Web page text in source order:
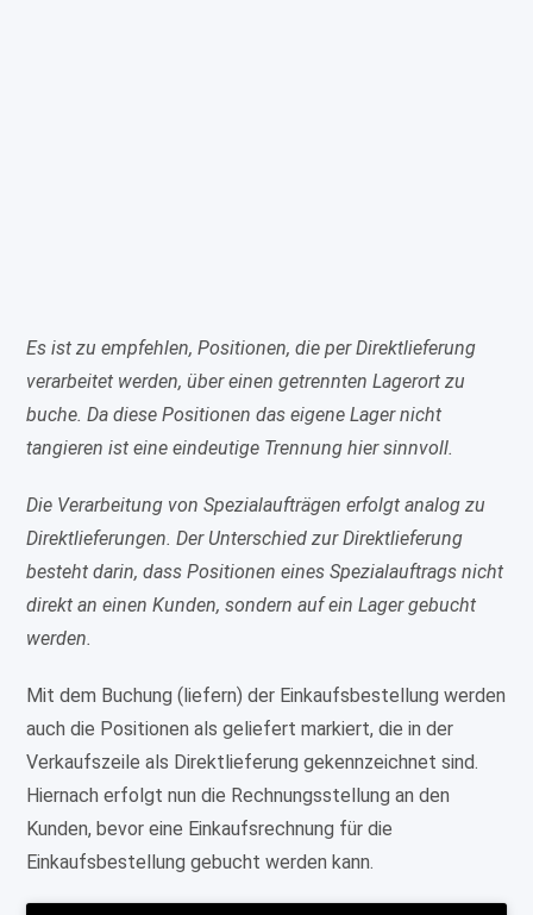
Es ist zu empfehlen, Positionen, die per Direktlieferung
verarbeitet werden, über einen getrennten Lagerort zu
buche. Da diese Positionen das eigene Lager nicht
tangieren ist eine eindeutige Trennung hier sinnvoll.
Die Verarbeitung von Spezialaufträgen erfolgt analog zu
Direktlieferungen. Der Unterschied zur Direktlieferung
besteht darin, dass Positionen eines Spezialauftrags nicht
direkt an einen Kunden, sondern auf ein Lager gebucht
werden.
Mit dem Buchung (liefern) der Einkaufsbestellung werden
auch die Positionen als geliefert markiert, die in der
Verkaufszeile als Direktlieferung gekennzeichnet sind.
Hiernach erfolgt nun die Rechnungsstellung an den
Kunden, bevor eine Einkaufsrechnung für die
Einkaufsbestellung gebucht werden kann.